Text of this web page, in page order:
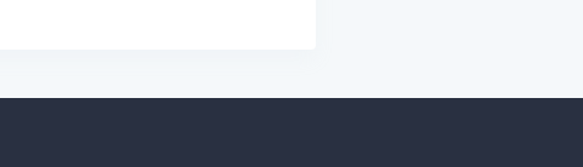
初始化过程对相机运动的要